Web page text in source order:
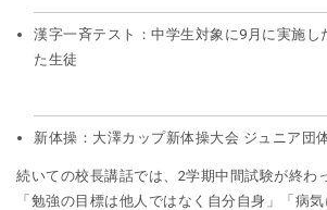
漢字一斉テスト：中学生対象に9月に実施し
た生徒
新体操：大澤カップ新体操大会 ジュニア団
続いての校長講話では、2学期中間試験が終わ
「勉強の目標は他人ではなく自分自身」「病